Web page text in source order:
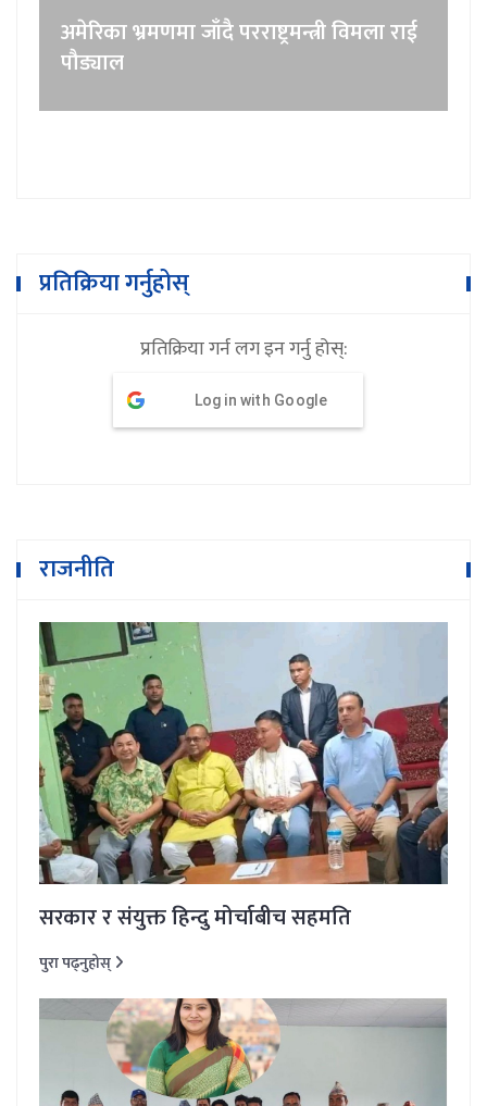
अमेरिका भ्रमणमा जाँदै परराष्ट्रमन्त्री विमला राई
पौड्याल
प्रतिक्रिया गर्नुहोस्
प्रतिक्रिया गर्न लग इन गर्नु होस्:
Log in with Google
राजनीति
सरकार र संयुक्त हिन्दु मोर्चाबीच सहमति
पुरा पढ्नुहोस्